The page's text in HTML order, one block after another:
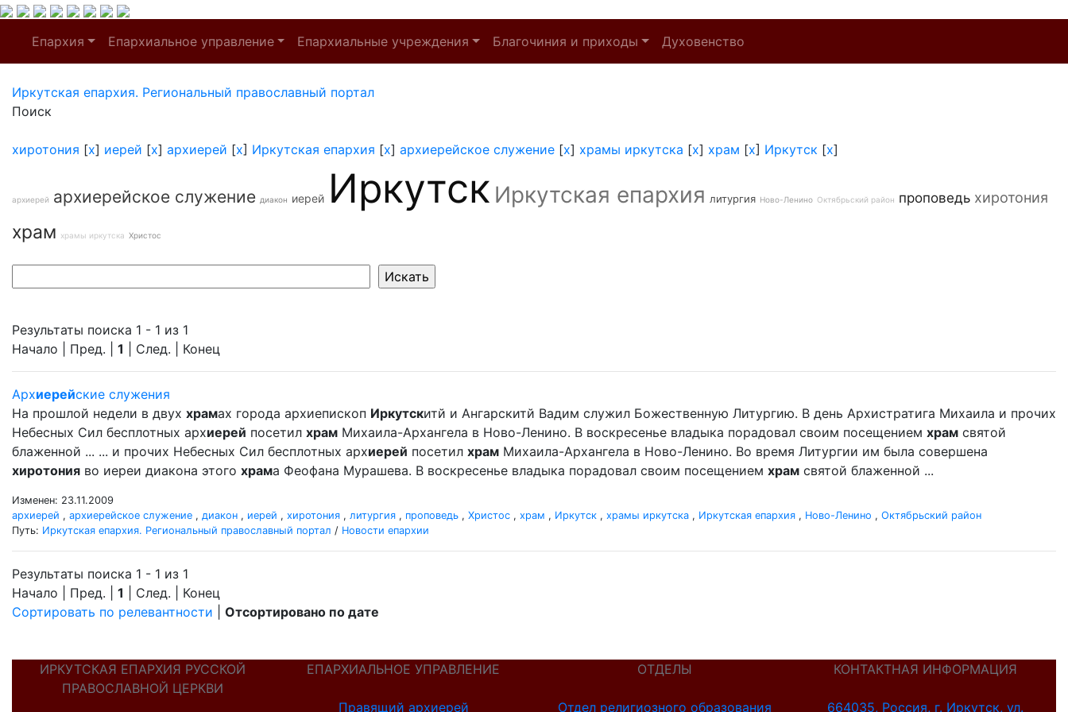
Епархия Епархиальное управление Епархиальные учреждения Благочиния и приходы Духовенство
Иркутская епархия. Региональный православный портал
Поиск
хиротония [x] иерей [x] архиерей [x] Иркутская епархия [x] архиерейское служение [x] храмы иркутска [x] храм [x] Иркутск [x]
архиерей архиерейское служение диакон иерей Иркутск Иркутская епархия литургия Ново-Ленино Октябрьский район проповедь хиротония
храм храмы иркутска Христос
Результаты поиска 1 - 1 из 1
Начало | Пред. | 1 | След. | Конец
Архиерейские служения
На прошлой недели в двух храмах города архиепископ Иркутскитй и Ангарскитй Вадим служил Божественную Литургию. В день Архистратига Михаила и прочих
Небесных Сил бесплотных архиерей посетил храм Михаила-Архангела в Ново-Ленино. В воскресенье владыка порадовал своим посещением храм святой
блаженной ... ... и прочих Небесных Сил бесплотных архиерей посетил храм Михаила-Архангела в Ново-Ленино. Во время Литургии им была совершена
хиротония во иереи диакона этого храма Феофана Мурашева. В воскресенье владыка порадовал своим посещением храм святой блаженной ...
Изменен: 23.11.2009
архиерей , архиерейское служение , диакон , иерей , хиротония , литургия , проповедь , Христос , храм , Иркутск , храмы иркутска , Иркутская епархия , Ново-Ленино , Октябрьский район
Путь: Иркутская епархия. Региональный православный портал / Новости епархии
Результаты поиска 1 - 1 из 1
Начало | Пред. | 1 | След. | Конец
Сортировать по релевантности
Отсортировано по дате
ИРКУТСКАЯ ЕПАРХИЯ РУССКОЙ
ПРАВОСЛАВНОЙ ЦЕРКВИ
ЕПАРХИАЛЬНОЕ УПРАВЛЕНИЕ
Правящий архиерей
ОТДЕЛЫ
Отдел религиозного образования
КОНТАКТНАЯ ИНФОРМАЦИЯ
664035, Россия, г. Иркутск, ул.